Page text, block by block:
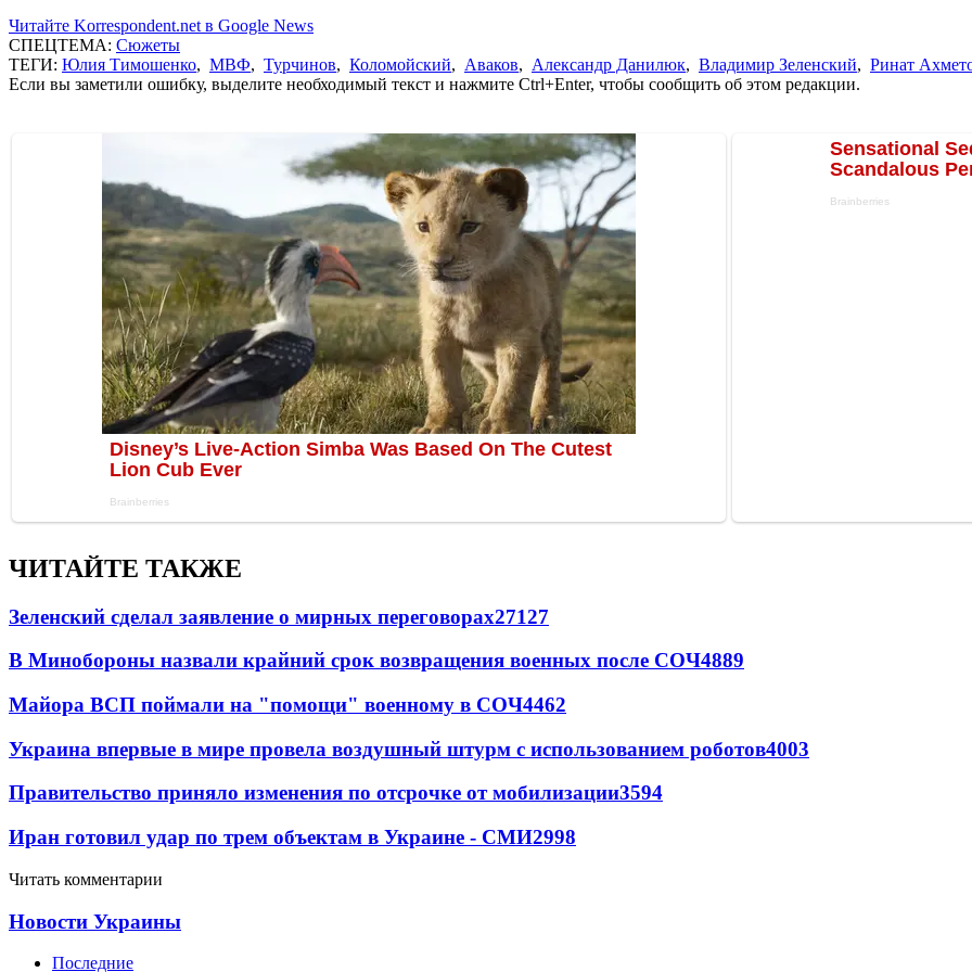
Читайте Korrespondent.net в Google News
СПЕЦТЕМА: Сюжеты
ТЕГИ: Юлия Тимошенко, МВФ, Турчинов, Коломойский, Аваков, Александр Данилюк, Владимир Зеленский, Ринат
Если вы заметили ошибку, выделите необходимый текст и нажмите Ctrl+Enter, чтобы сообщить об этом редакции.
ЧИТАЙТЕ ТАКЖЕ
Зеленский сделал заявление о мирных переговорах27127
В Минобороны назвали крайний срок возвращения военных после СОЧ4889
Майора ВСП поймали на "помощи" военному в СОЧ4462
Украина впервые в мире провела воздушный штурм с использованием роботов4003
Правительство приняло изменения по отсрочке от мобилизации3594
Иран готовил удар по трем объектам в Украине - СМИ2998
Читать комментарии
Новости Украины
Последние